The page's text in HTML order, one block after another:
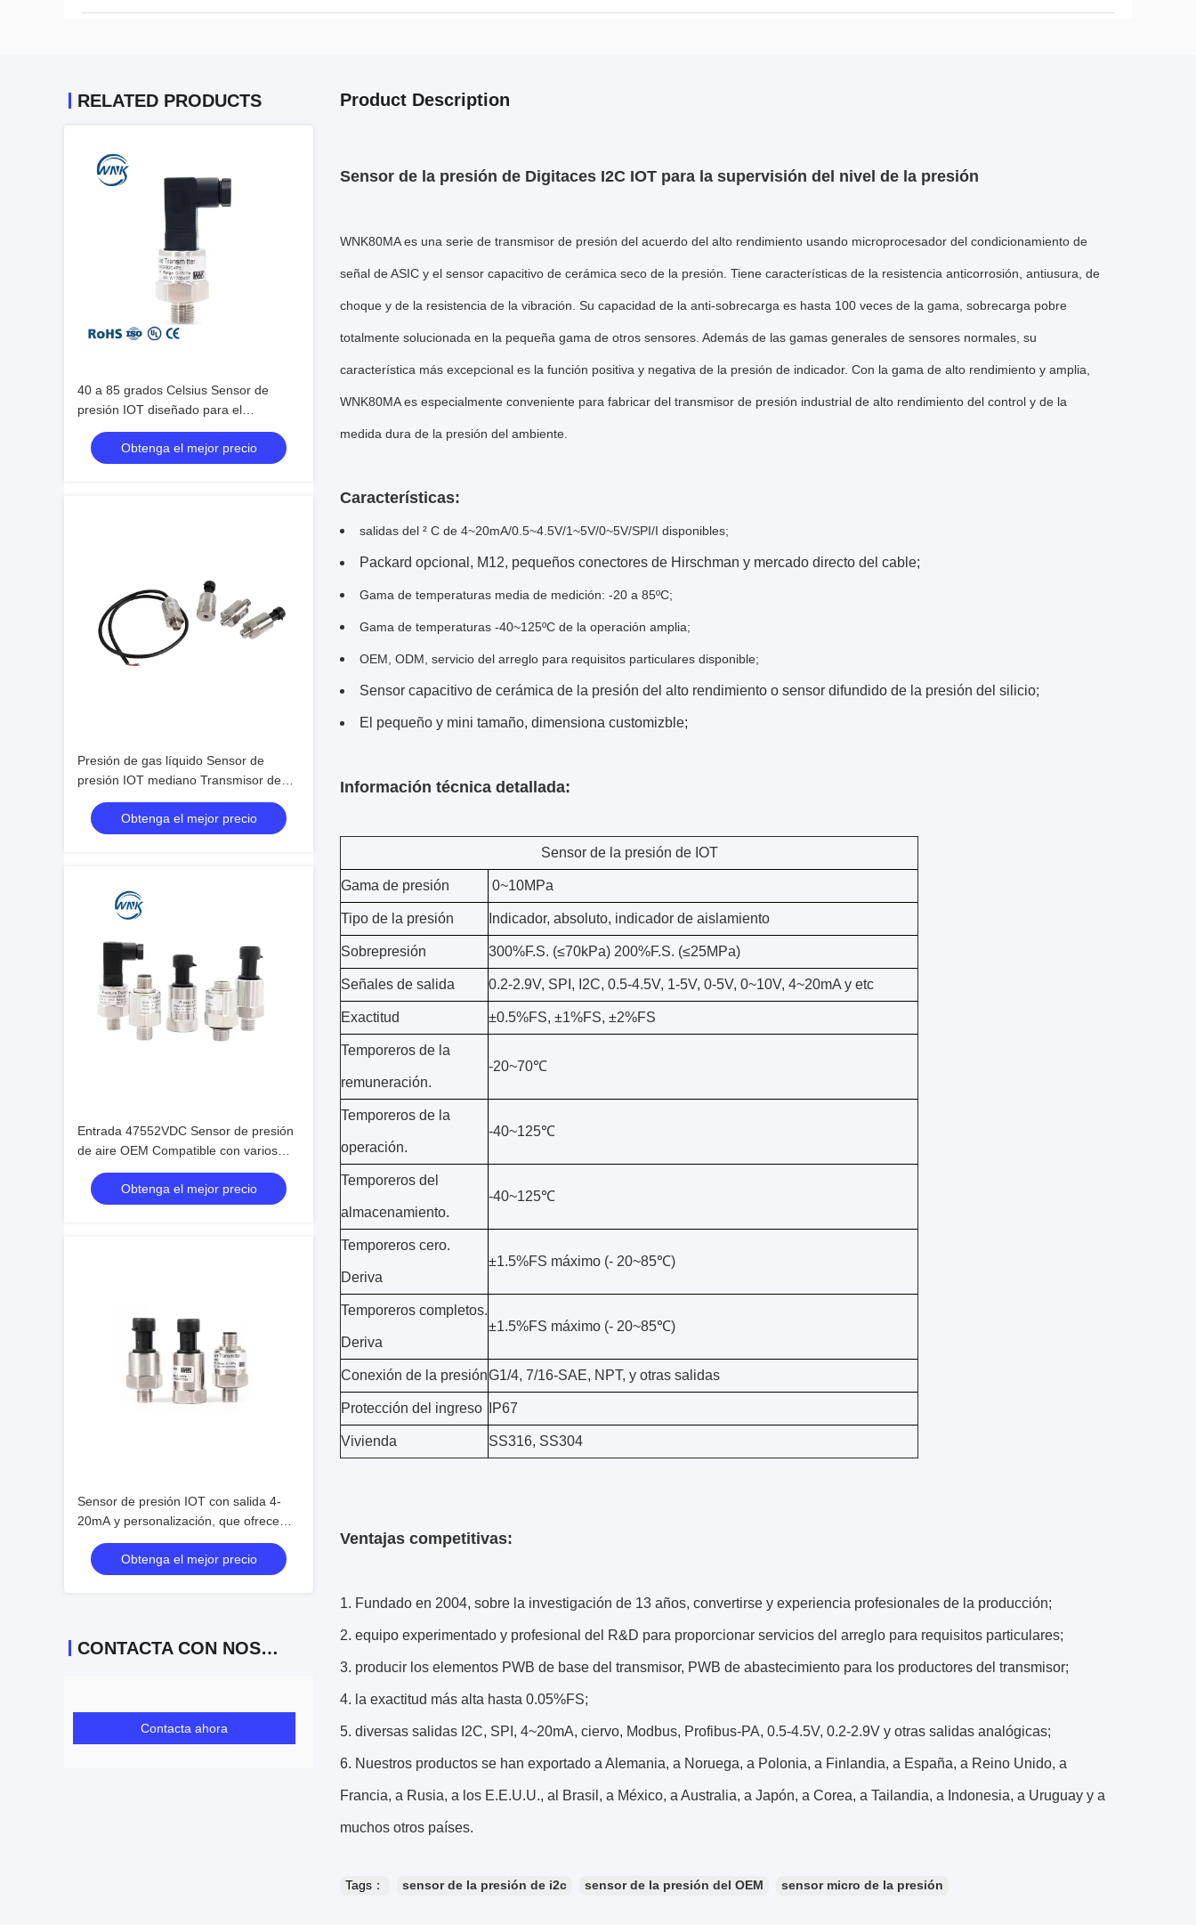
RELATED PRODUCTS
40 a 85 grados Celsius Sensor de
presión IOT diseñado para el
monitoreo a largo plazo de la presión
de aceite POE en condiciones
adversas
Obtenga el mejor precio
Presión de gas líquido Sensor de
presión IOT mediano Transmisor de
silicio difuso Tipo 4-20ma Salida y
opciones de personalización
Obtenga el mejor precio
Entrada 47552VDC Sensor de presión
de aire OEM Compatible con varios
controladores industriales y sistemas
de adquisición de datos
Obtenga el mejor precio
Sensor de presión IOT con salida 4-
20mA y personalización, que ofrece
estabilidad a largo plazo inferior al 0,2
% de escala completa por año, diseño
OEM
Obtenga el mejor precio
CONTACTA CON NOSOTROS
Contacta ahora
Product Description
Sensor de la presión de Digitaces I2C IOT para la supervisión del nivel de la presión
WNK80MA es una serie de transmisor de presión del acuerdo del alto rendimiento usando microprocesador del condicionamiento de
señal de ASIC y el sensor capacitivo de cerámica seco de la presión. Tiene características de la resistencia anticorrosión, antiusura, de
choque y de la resistencia de la vibración. Su capacidad de la anti-sobrecarga es hasta 100 veces de la gama, sobrecarga pobre
totalmente solucionada en la pequeña gama de otros sensores. Además de las gamas generales de sensores normales, su
característica más excepcional es la función positiva y negativa de la presión de indicador. Con la gama de alto rendimiento y amplia,
WNK80MA es especialmente conveniente para fabricar del transmisor de presión industrial de alto rendimiento del control y de la
medida dura de la presión del ambiente.
Características:
salidas del ² C de 4~20mA/0.5~4.5V/1~5V/0~5V/SPI/I disponibles;
Packard opcional, M12, pequeños conectores de Hirschman y mercado directo del cable;
Gama de temperaturas media de medición: -20 a 85ºC;
Gama de temperaturas -40~125ºC de la operación amplia;
OEM, ODM, servicio del arreglo para requisitos particulares disponible;
Sensor capacitivo de cerámica de la presión del alto rendimiento o sensor difundido de la presión del silicio;
El pequeño y mini tamaño, dimensiona customizble;
Información técnica detallada:
Sensor de la presión de IOT
Gama de presión 0~10MPa
Tipo de la presión Indicador, absoluto, indicador de aislamiento
Sobrepresión 300%F.S. (≤70kPa) 200%F.S. (≤25MPa)
Señales de salida 0.2-2.9V, SPI, I2C, 0.5-4.5V, 1-5V, 0-5V, 0~10V, 4~20mA y etc
Exactitud ±0.5%FS, ±1%FS, ±2%FS
Temporeros de la
remuneración.
-20~70℃
Temporeros de la
operación.
-40~125℃
Temporeros del
almacenamiento.
-40~125℃
Temporeros cero.
Deriva
±1.5%FS máximo (- 20~85℃)
Temporeros completos.
Deriva
±1.5%FS máximo (- 20~85℃)
Conexión de la presiónG1/4, 7/16-SAE, NPT, y otras salidas
Protección del ingreso IP67
Vivienda SS316, SS304
Ventajas competitivas:
1. Fundado en 2004, sobre la investigación de 13 años, convertirse y experiencia profesionales de la producción;
2. equipo experimentado y profesional del R&D para proporcionar servicios del arreglo para requisitos particulares;
3. producir los elementos PWB de base del transmisor, PWB de abastecimiento para los productores del transmisor;
4. la exactitud más alta hasta 0.05%FS;
5. diversas salidas I2C, SPI, 4~20mA, ciervo, Modbus, Profibus-PA, 0.5-4.5V, 0.2-2.9V y otras salidas analógicas;
6. Nuestros productos se han exportado a Alemania, a Noruega, a Polonia, a Finlandia, a España, a Reino Unido, a
Francia, a Rusia, a los E.E.U.U., al Brasil, a México, a Australia, a Japón, a Corea, a Tailandia, a Indonesia, a Uruguay y a
muchos otros países.
Tags： sensor de la presión de i2c sensor de la presión del OEM sensor micro de la presión